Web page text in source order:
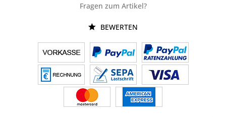
Fragen zum Artikel?
BEWERTEN